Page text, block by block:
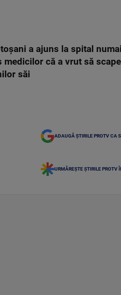
a ajuns la spital
că a vrut să
săi
ADAUGĂ ȘTIRILE PROTV CA
URMĂREȘTE ȘTIRILE PROTV